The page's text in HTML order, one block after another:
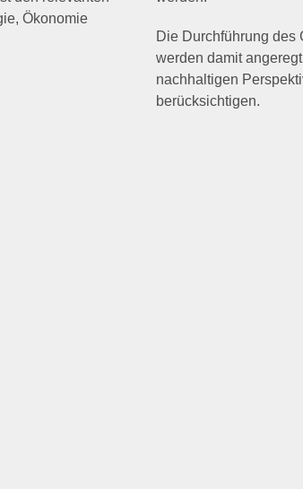
Ökonomie
Die Durchführung des
werden damit
nachhaltigen
berücksichtigen.